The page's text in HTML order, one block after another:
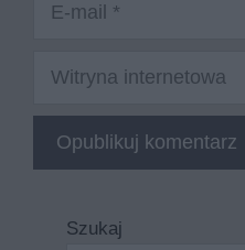
Witryna
Szukaj